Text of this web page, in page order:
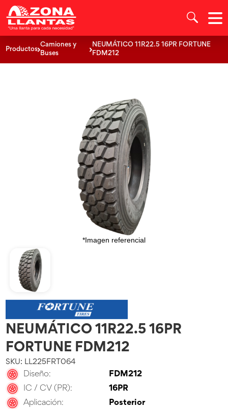
Productos
Camiones y
Buses
NEUMÁTICO 11R22.5 16PR FORTUNE
FDM212
*Imagen referencial
NEUMÁTICO 11R22.5 16PR
FORTUNE FDM212
SKU: LL225FRT064
Diseño:
FDM212
IC / CV (PR):
16PR
Aplicación:
Posterior